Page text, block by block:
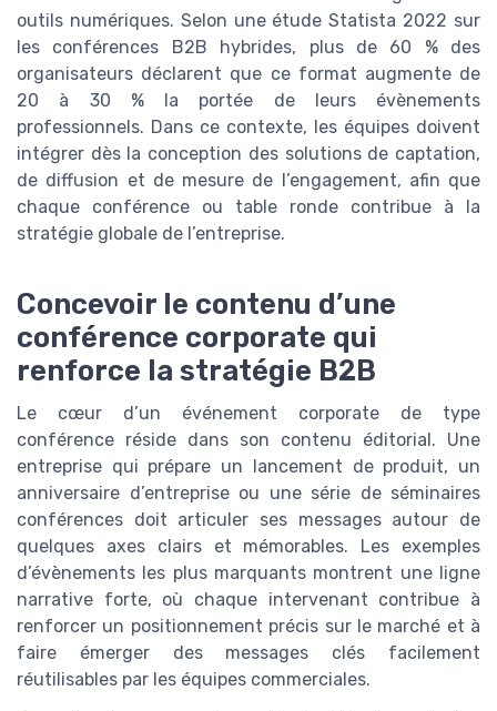
outils numériques. Selon une étude Statista 2022 sur
les conférences B2B hybrides, plus de 60 % des
organisateurs déclarent que ce format augmente de
20 à 30 % la portée de leurs évènements
professionnels. Dans ce contexte, les équipes doivent
intégrer dès la conception des solutions de captation,
de diffusion et de mesure de l’engagement, afin que
chaque conférence ou table ronde contribue à la
stratégie globale de l’entreprise.
Concevoir le contenu d’une
conférence corporate qui
renforce la stratégie B2B
Le cœur d’un événement corporate de type
conférence réside dans son contenu éditorial. Une
entreprise qui prépare un lancement de produit, un
anniversaire d’entreprise ou une série de séminaires
conférences doit articuler ses messages autour de
quelques axes clairs et mémorables. Les exemples
d’évènements les plus marquants montrent une ligne
narrative forte, où chaque intervenant contribue à
renforcer un positionnement précis sur le marché et à
faire émerger des messages clés facilement
réutilisables par les équipes commerciales.